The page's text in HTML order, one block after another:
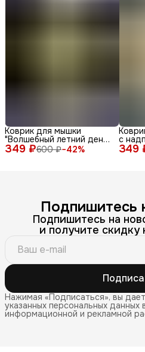
349 ₽600 ₽−42%
Коврик для мышки
"Волшебный летний день
с енотом среди ромашек
и бабочек"
349
с
Подпишитесь
Подпишитесь на
и получите скидку
Нажимая «Подписаться», вы
указанных персональных данных
информационной и рекламной